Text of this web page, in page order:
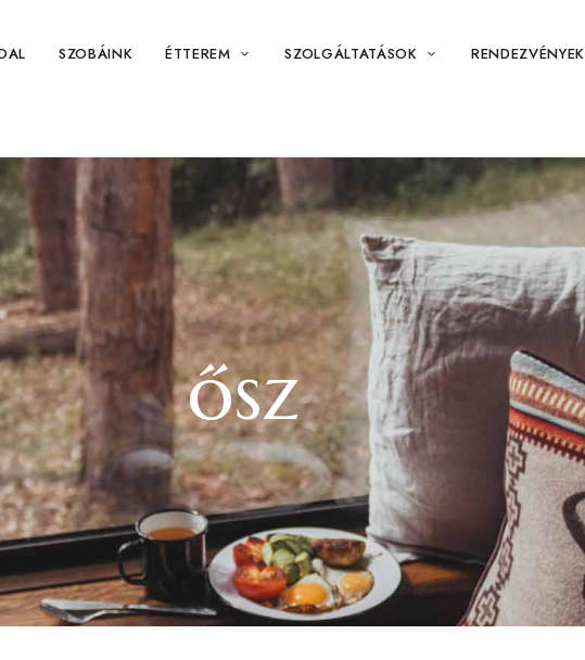
SZOBÁINK ÉTTEREM SZOLGÁLTATÁSOK RENDEZVÉNYEK
ősz